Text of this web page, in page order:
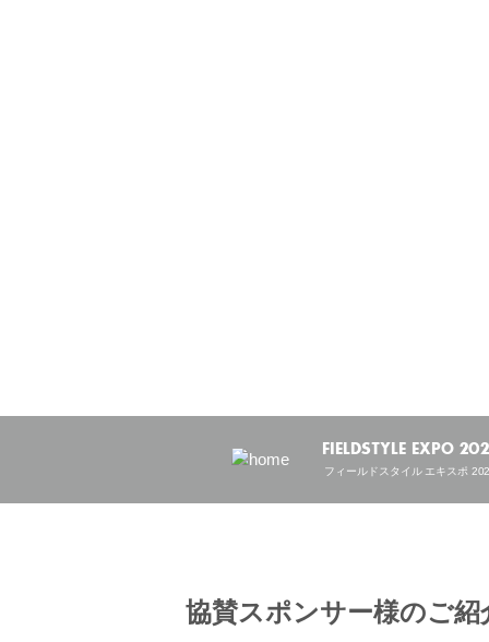
FIELDSTYLE EXPO
フィールドスタイル エキスポ
協賛スポンサー様のご紹